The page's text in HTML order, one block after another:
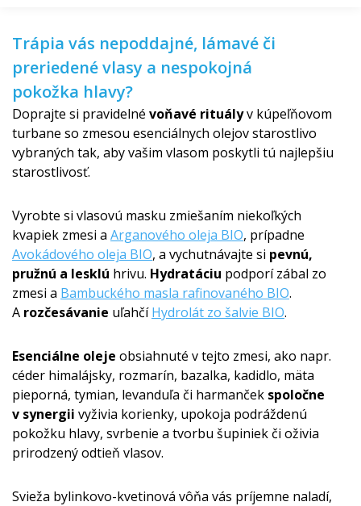
Trápia vás nepoddajné, lámavé či
preriedené vlasy a nespokojná
pokožka hlavy?
Doprajte si pravidelné voňavé rituályv kúpeľňovom
turbane so zmesou esenciálnych olejov starostlivo
vybraných tak, aby vašim vlasom poskytli tú najlepšiu
starostlivosť.
Vyrobte si vlasovú masku zmiešaním niekoľkých
kvapiek zmesi a Arganového oleja BIO, prípadne
Avokádového oleja BIO, a vychutnávajte si pevnú,
pružnú a lesklú hrivu. Hydratáciu podporí zábal zo
zmesi a Bambuckého masla rafinovaného BIO.
A rozčesávanie uľahčíHydrolát zo šalvie BIO.
Esenciálne oleje obsiahnuté v tejto zmesi, ako napr.
céder himalájsky, rozmarín, bazalka, kadidlo, mäta
pieporná, tymian, levanduľa či harmanček spoločne
v synergii vyživia korienky, upokoja podráždenú
pokožku hlavy, svrbenie a tvorbu šupiniek či oživia
prirodzený odtieň vlasov.
Svieža bylinkovo-kvetinová vôňa vás príjemne naladí,